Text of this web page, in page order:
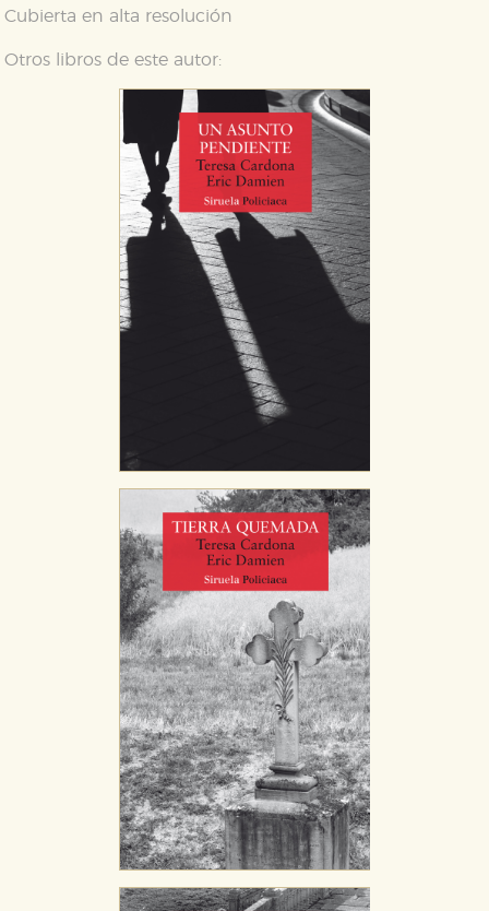
Cubierta en alta resolución
Otros libros de este autor:
CONFIGURACIÓN DE COOKIES
HABILITAR TODO RECHAZAR TODO
Cookies necesarias
Estas cookies son necesarias para que nuestro sitio
web funcione y no es posible deshabilitarlas desde
nuestro sistema. Es posible hacerlo desde el
navegador, pero en ese caso es posible que algunas
áreas de nuestra web dejen de funcionar
Cookies de rendimiento y analíticas
Estas cookies se utilizan para mejorar su experiencia
nuestro sitio web. Almacenan configuraciones de
vez que nos visita. La información es agregada y, por lo
tanto, es anónima.
Cookies de publicidad y redes sociales
Estas cookies son gestionadas por nuestros socios
publicitarios y se utilizan para mostrar publicidad
relevante para sus intereses en otros sitios. No
almacenan directamente información personal sino
que se basan en la identificación única de su
navegador y dispositivo de internet.
GUARDAR CONFIGURACIÓN
Puede consultar nuestrapolítica de cookies